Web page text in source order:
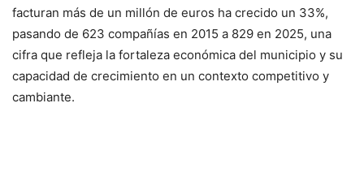
facturan más de un millón de euros ha crecido un 33%,
pasando de 623 compañías en 2015 a 829 en 2025, una
cifra que refleja la fortaleza económica del municipio y su
capacidad de crecimiento en un contexto competitivo y
cambiante.